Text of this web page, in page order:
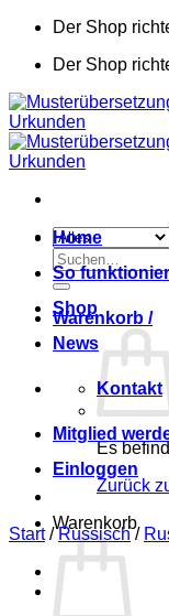
Zum
springen
Der Shop
Der Shop
Suchen
nach:
Warenkorb /
Es
Zurück
Warenkorb
Home
So
Shop
News
Kontakt
Mitglied
Einloggen
Start / Russisch /